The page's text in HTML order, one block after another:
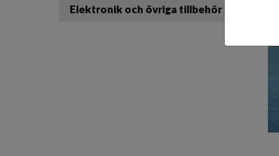
Elektronik och övriga tillbehör